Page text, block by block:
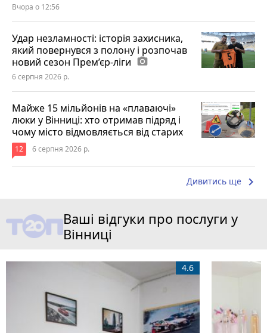
Вчора о 12:56
Удар незламності: історія захисника,
який повернувся з полону і розпочав
новий сезон Прем’єр-ліги photo_camera
6 серпня 2026 р.
Майже 15 мільйонів на «плаваючі»
люки у Вінниці: хто отримав підряд і
чому місто відмовляється від старих
12 6 серпня 2026 р.
Дивитись ще keyboard_arrow_right
Ваші відгуки про послуги у
Вінниці
4.6